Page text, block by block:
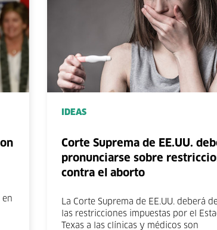
en
IDEAS
Corte Suprema de EE.UU.
pronunciarse sobre
contra el aborto
La Corte Suprema de EE.UU. deberá
las restricciones impuestas por el
Texas a las clínicas y médicos son